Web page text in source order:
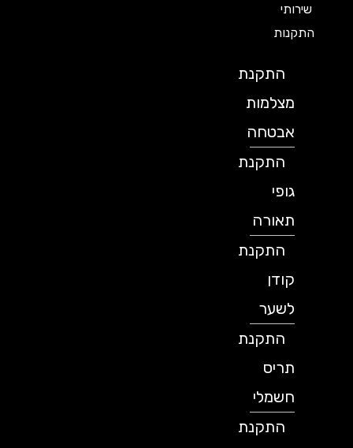
שירותי
התקנות
התקנת
מצלמות
אבטחה
התקנת
תאורה
התקנת
לשער
התקנת
תריס
חשמלי
התקנת